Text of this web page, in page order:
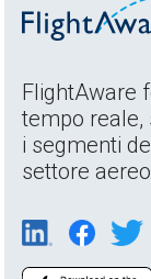
FlightAware
tempo reale,
i segmenti
settore